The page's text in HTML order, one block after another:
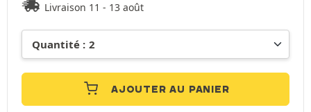
Livraison 11 - 13 août
AJOUTER AU PANIER